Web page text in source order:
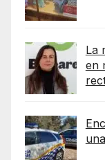
La
en